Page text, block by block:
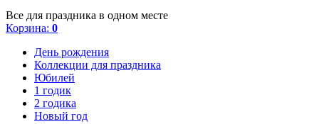
Все для праздника в одном месте
Корзина: 0
День рождения
Коллекции для праздника
Юбилей
1 годик
2 годика
Новый год